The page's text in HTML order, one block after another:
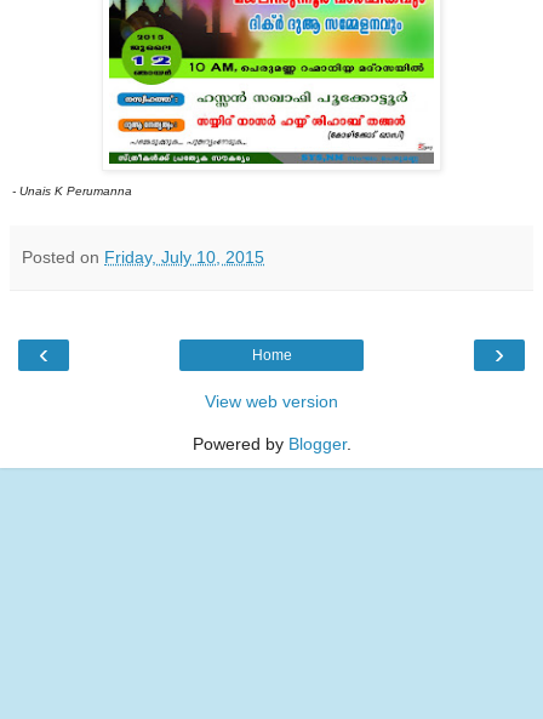
- Unais K Perumanna
Posted on Friday, July 10, 2015
‹ ›
Home
View web version
Powered by Blogger.